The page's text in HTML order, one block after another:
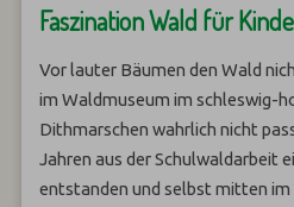
Faszination Wald für
Vor lauter Bäumen den Wald
im Waldmuseum im schleswig-
Dithmarschen wahrlich nicht
Jahren aus der Schulwaldarbeit
entstanden und selbst mitten